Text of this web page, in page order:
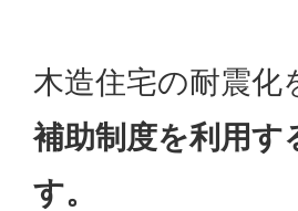
木造住宅の耐震化
補助制度を利用す
す。